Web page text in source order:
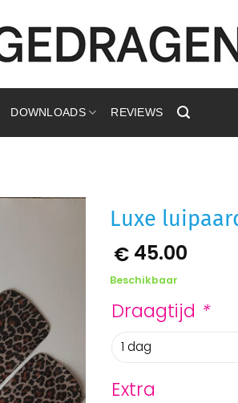
DOWNLOADS REVIEWS
Luxe
€45.00
Beschikbaar
Draagtijd *
Extra